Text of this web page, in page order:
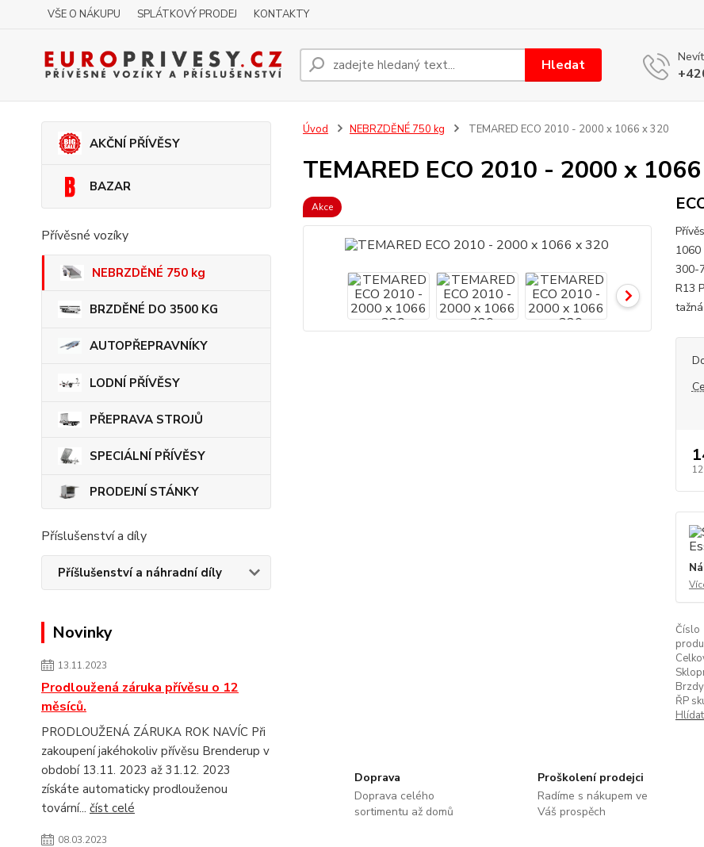
VŠE O NÁKUPU SPLÁTKOVÝ PRODEJ KONTAKTY
Hledat
AKČNÍ PŘÍVĚSY
BAZAR
Přívěsné vozíky
NEBRZDĚNÉ 750 kg
BRZDĚNÉ DO 3500 KG
AUTOPŘEPRAVNÍKY
LODNÍ PŘÍVĚSY
PŘEPRAVA STROJŮ
SPECIÁLNÍ PŘÍVĚSY
PRODEJNÍ STÁNKY
Příslušenství a díly
Příšlušenství a náhradní díly
Novinky
13.11.2023
Prodloužená záruka přívěsu o 12
měsíců.
PRODLOUŽENÁ ZÁRUKA ROK NAVÍC Při
zakoupení jakéhokoliv přívěsu Brenderup v
období 13.11. 2023 až 31.12. 2023
získáte automaticky prodlouženou
tovární... číst celé
08.03.2023
Úvod NEBRZDĚNÉ 750 kg TEMARED ECO 2010 - 2000 x 1066 x 320
TEMARED ECO 2010 - 2000 x
Akce
1060
300-
R13
Číslo
ŘP
Doprava
Doprava celého
sortimentu až domů
Proškolení prodejci
Radíme s nákupem ve
Váš prospěch